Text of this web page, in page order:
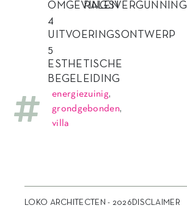
OMGEVINGSVERGUNNING
4
UITVOERINGSONTWERP
5
ESTHETISCHE
BEGELEIDING
RALEN
energiezuinig,
grondgebonden,
villa
LOKO ARCHITECTEN - 2026 DISCLAIMER